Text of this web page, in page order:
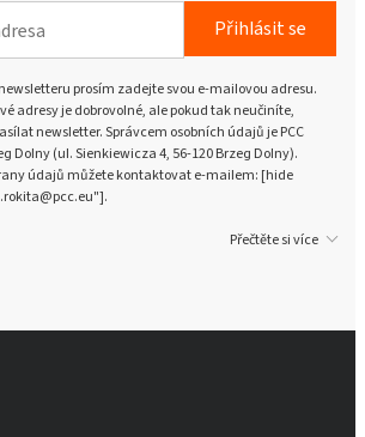
Přihlásit se
prosím zadejte svou e-mailovou adresu.
adresy je dobrovolné, ale pokud tak neučiníte,
newsletter. Správcem osobních údajů je PCC
Dolny (ul. Sienkiewicza 4, 56-120 Brzeg Dolny).
údajů můžete kontaktovat e-mailem: [hide
Přečtěte si více